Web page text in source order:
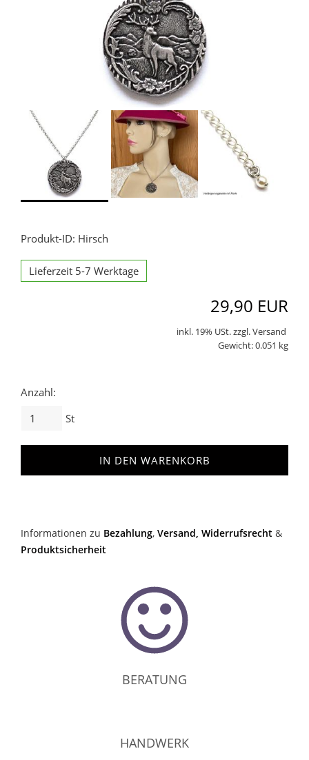
Produkt-ID: Hirsch
Lieferzeit 5-7 Werktage
29,90 EUR
inkl. 19% USt. zzgl. Versand
Gewicht: 0.051 kg
Anzahl:
St
IN DEN WARENKORB
Informationen zu Bezahlung, Versand, Widerrufsrecht &
Produktsicherheit
BERATUNG
HANDWERK